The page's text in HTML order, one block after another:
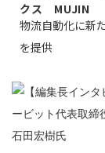
クス MUJIN
物流自動化に新
を提供